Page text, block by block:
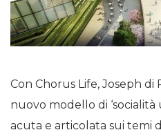
Con Chorus Life, Joseph di
nuovo modello di ‘socialità
acuta e articolata sui temi